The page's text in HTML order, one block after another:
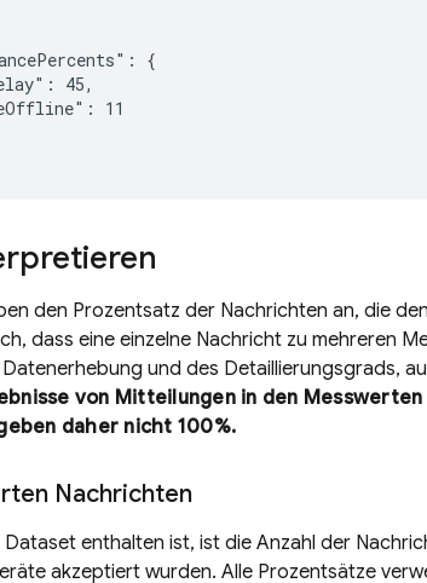
{
45,
11
den Prozentsatz der Nachrichten an, die
dass eine einzelne Nachricht zu mehreren
und des Detaillierungsgrads,
von Mitteilungen in den
daher nicht 100%.
Nachrichten
Dataset enthalten ist, ist die Anzahl der
akzeptiert wurden. Alle Prozentsätze